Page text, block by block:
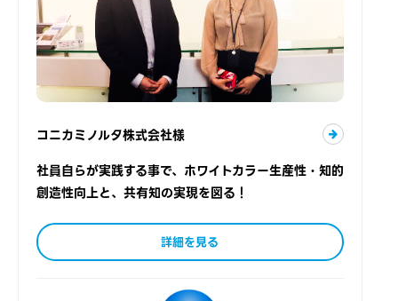
コニカミノルタ株式会社様
社員自らが実践する事で、ホワイトカラー生産性・知的
創造性向上と、共有知の実現を図る！
詳細を見る